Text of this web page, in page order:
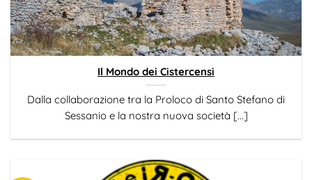
Il Mondo dei Cistercensi
Dalla collaborazione tra la Proloco di Santo Stefano di
Sessanio e la nostra nuova società [...]